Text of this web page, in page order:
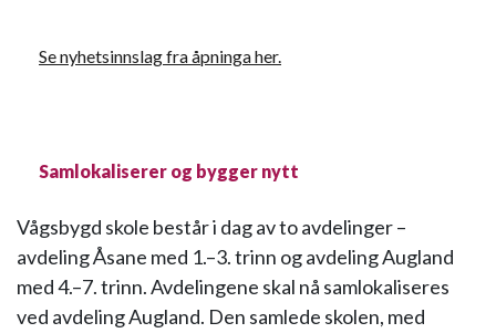
Se nyhetsinnslag fra åpninga her.
Samlokaliserer og bygger nytt
Vågsbygd skole består i dag av to avdelinger –
avdeling Åsane med 1.–3. trinn og avdeling Augland
med 4.–7. trinn. Avdelingene skal nå samlokaliseres
ved avdeling Augland. Den samlede skolen, med